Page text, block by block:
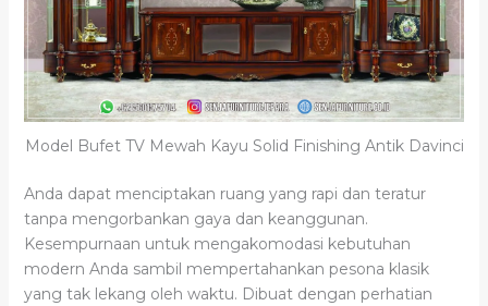
Model Bufet TV Mewah Kayu Solid Finishing Antik Davinci
Anda dapat menciptakan ruang yang rapi dan teratur
tanpa mengorbankan gaya dan keanggunan.
Kesempurnaan untuk mengakomodasi kebutuhan
modern Anda sambil mempertahankan pesona klasik
yang tak lekang oleh waktu. Dibuat dengan perhatian